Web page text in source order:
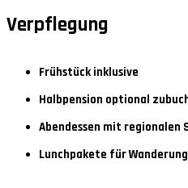
Verpflegung
Frühstück inklusive
Halbpension optional
Abendessen mit
Lunchpakete für